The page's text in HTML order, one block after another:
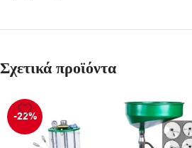
Σχετικά προϊόντα
-22%